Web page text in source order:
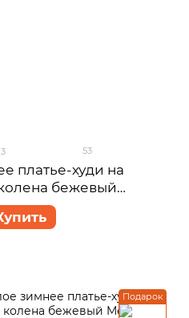
53
платье-худи на
бежевый
700001006, размер
Подарок